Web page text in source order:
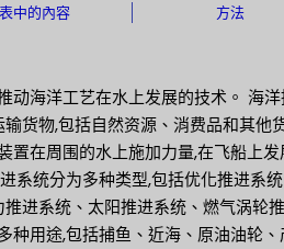
表中的內容 方法
动海洋工艺在水上发展的技术。 海
货物,包括自然资源、消费品和其他
置在周围的水上施加力量,在飞船上
系统分为多种类型,包括优化推进系
进系统、太阳推进系统、燃气涡轮
种用途,包括捕鱼、近海、原油油轮